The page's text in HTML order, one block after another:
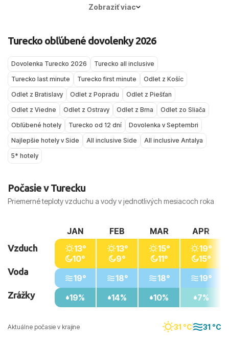
severnému vetru meltemi (najmä júl–august), čo
Antalya.
(Antalya/Side/Belek). Typické denné maximá sa
more má spravidla okolo 24–25 °C, takže
kúpanie je pre väčšinu ľudí stále veľmi príjemné;
večer už rátaj so sviežejším vzduchom.
Zobraziť viac
Turecko obľúbené dovolenky 2026
Dovolenka Turecko 2026
Turecko all inclusive
Turecko last minute
Turecko first minute
Odlet z Košíc
Odlet z Bratislavy
Odlet z Popradu
Odlet z Piešťan
Odlet z Viedne
Odlet z Ostravy Odlet z Brna
Odlet zo Sliača
Obľúbené hotely
Turecko od 12 dní
Dovolenka v Septembri
Najlepšie hotely v Side
All inclusive Side
All inclusive Antalya
5* hotely
Počasie v Turecku
Priemerné teploty vzduchu a vody v jednotlivých mesiacoch roka
Aktuálne počasie v krajine 31 °C 31 °C
Vzduch
Voda
Zrážky
JAN
13°
10°
19°
19%
FEB
13°
9°
18°
14%
MAR
15°
11°
18°
10%
APR
19°
15°
19°
7%